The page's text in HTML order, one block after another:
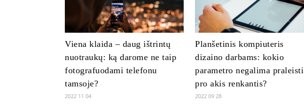
Viena klaida – daug ištrintų
nuotraukų: ką darome ne taip
fotografuodami telefonu
tamsoje?
2022 11 04
Planšetinis kompiuteris
dizaino darbams: kokio
parametro negalima praleisti
pro akis renkantis?
2022 09 28